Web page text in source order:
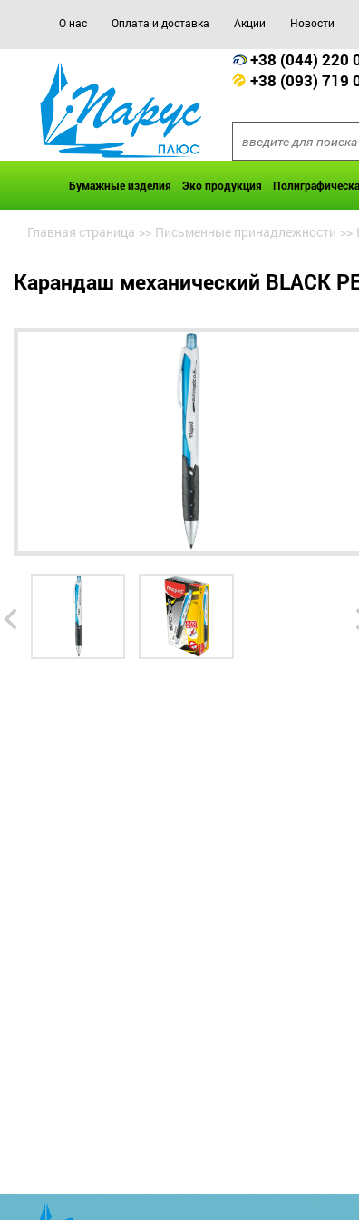
О нас Оплата и доставка Акции Новости
+38 (044) 220
+38 (093) 719
Бумажные изделия Эко продукция
Главная страница >> Письменные принадлежности >>
Карандаш механический BLACK